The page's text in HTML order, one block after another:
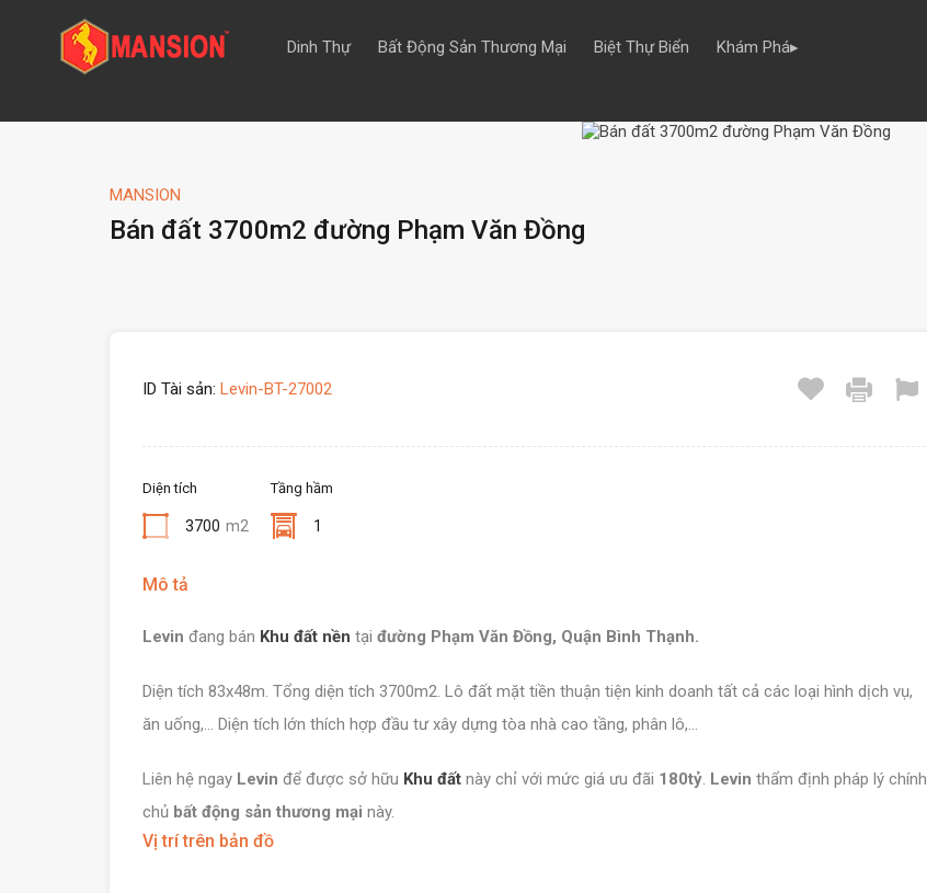
Dinh Thự Bất Động Sản Thương Mại Biệt Thự Biển Khám Phá▸
MANSION
Bán đất 3700m2 đường Phạm Văn Đồng
ID Tài sản: Levin-BT-27002
Diện tích
3700 m2
Tầng hầm
1
Mô tả
Levin đang bán Khu đất nền tại đường Phạm Văn Đồng, Quận Bình Thạnh.
Diện tích 83x48m. Tổng diện tích 3700m2. Lô đất mặt tiền thuận tiện kinh doanh tất cả các loại hình dịch vụ,
ăn uống,… Diện tích lớn thích hợp đầu tư xây dựng tòa nhà cao tầng, phân lô,…
Liên hệ ngay Levin để được sở hữu Khu đất này chỉ với mức giá ưu đãi 180tỷ. Levin thẩm định pháp lý chính
chủ bất động sản thương mại này.
Vị trí trên bản đồ